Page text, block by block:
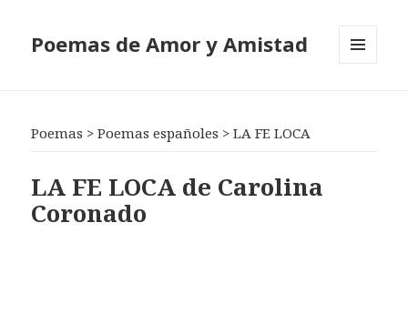
Poemas de Amor y Amistad
Poemas >Poemas españoles >LA FE LOCA
LA FE LOCA de Carolina
Coronado